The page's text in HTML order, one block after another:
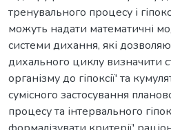
тренувального процесу і
можуть надати математичні
системи дихання, які
дихального циклу визначити
організму до гіпоксії' та
сумісного застосування
процесу та інтервального